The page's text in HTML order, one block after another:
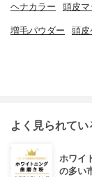
ヘナカラー 頭皮マ
増毛パウダー 頭皮
よく見られて
ホワイ
の多い